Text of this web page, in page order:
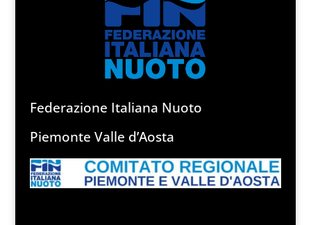
Federazione Italiana Nuoto
Piemonte Valle d’Aosta